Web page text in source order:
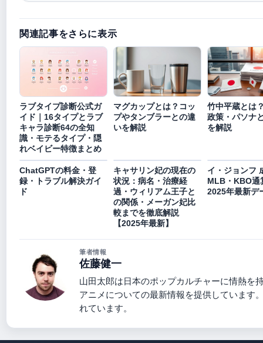
関連記事をさらに表示
ラブタイプ診断公式ガ
イド｜16タイプとラブ
キャラ診断64の全知
識・モテるタイプ・隠
れベイビー特徴まとめ
マグカップとは？コッ
プやタンブラーとの違
いを解説
竹中平蔵とは
政策・パソナ
を解説
ChatGPTの料金・登
録・トラブル解決ガイ
ド
キャサリン妃の現在の
状況：病名・治療経
過・ウィリアム王子と
の関係・メーガン妃比
較までを徹底解説
【2025年最新】
イ・ジョンフ
MLB・KBO通
2025年最新デ
筆者情報
佐藤健一
山田太郎は日本のポップカルチャーに情熱を
アニメについての最新情報を提供しています
れています。